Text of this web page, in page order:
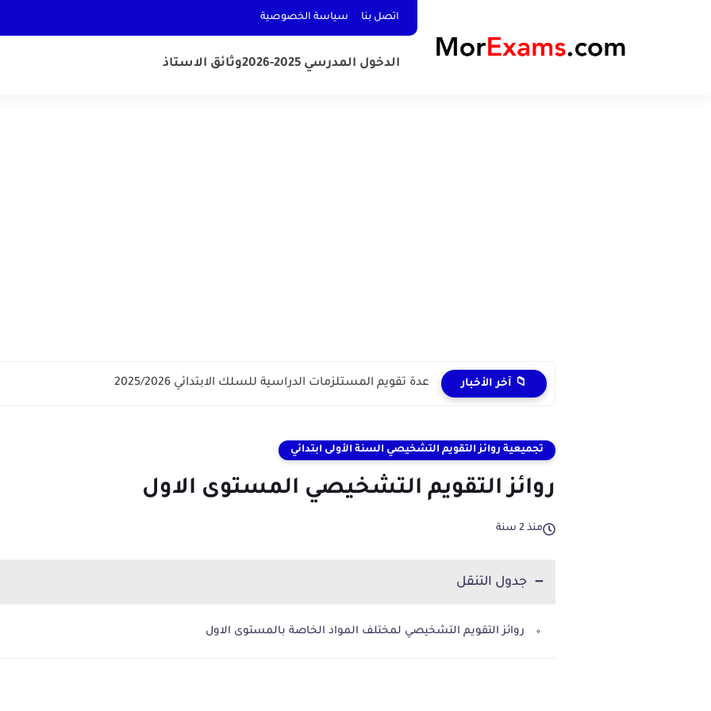
اتصل بنا سياسة الخصوصية
الدخول المدرسي 2025-2026 وثائق الاستاذ
📁 آخر الأخبار دروس التعليم الصريح المدرسة الرائدة 2024/2025 enseignement explicite
تجميعية روائز التقويم التشخيصي السنة الأولى ابتدائي
روائز التقويم التشخيصي المستوى الاول
منذ 2 سنة
جدول التنقل
روائز التقويم التشخيصي لمختلف المواد الخاصة بالمستوى الاول